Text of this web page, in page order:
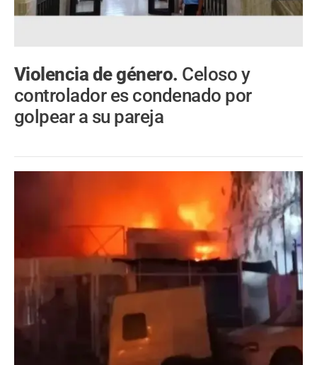
Violencia de género. Celoso y
controlador es condenado por
golpear a su pareja